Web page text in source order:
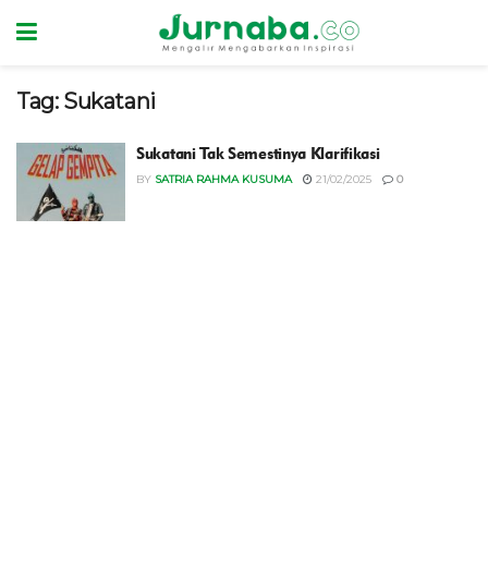
Tag: Sukatani
Sukatani Tak Semestinya Klarifikasi
BY SATRIA RAHMA KUSUMA 21/02/2025 0